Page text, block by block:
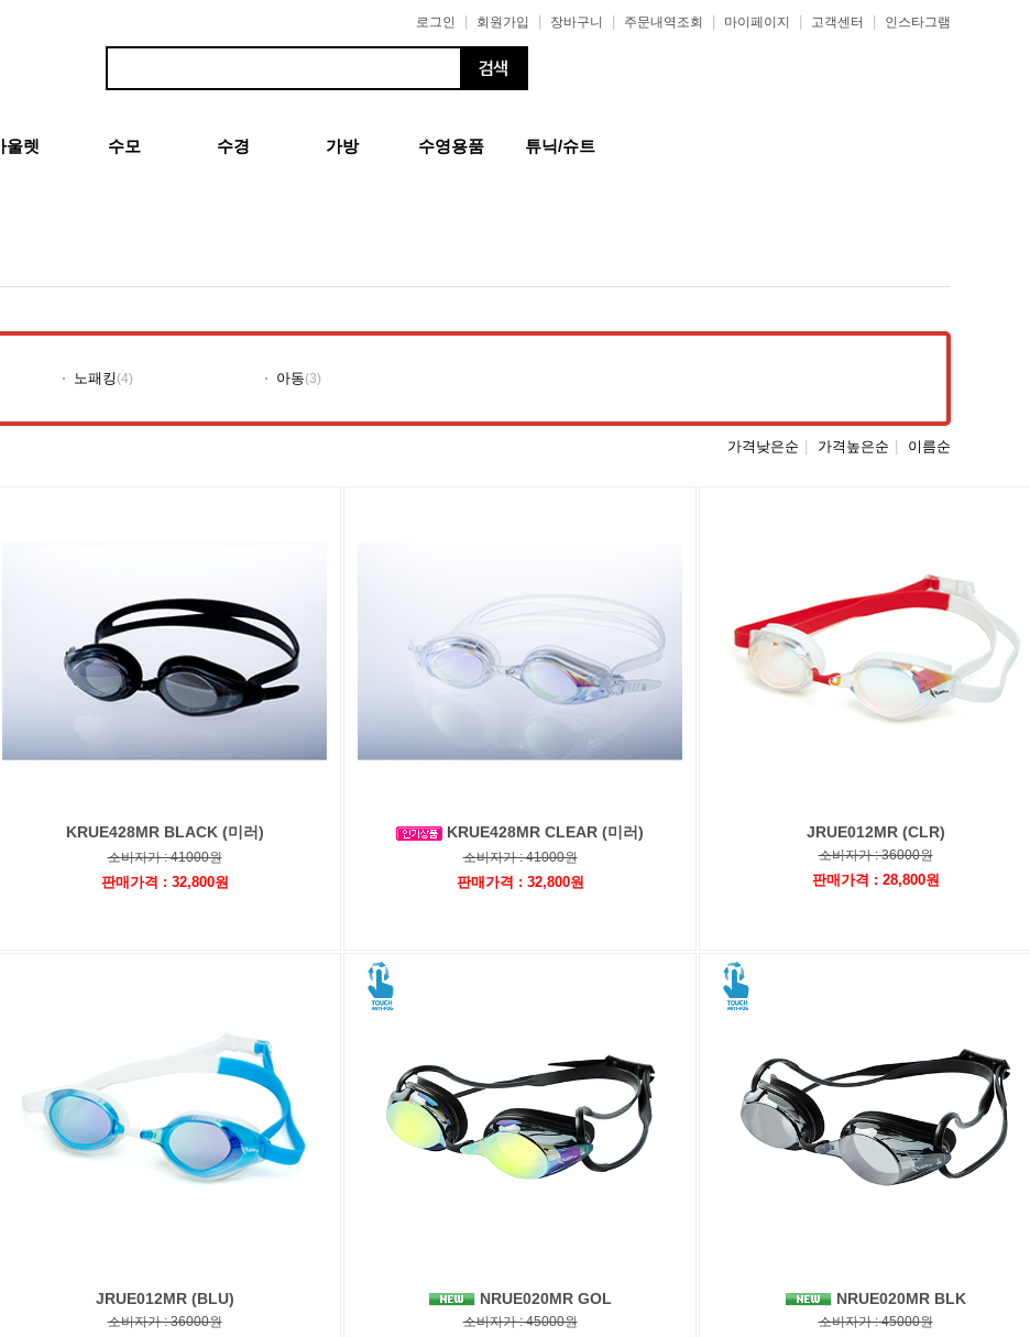
로그인 회원가입 장바구니 주문내역조회 마이페이지 고객센터 인스타그램
울렛 수모 수경 가방 수영용품 튜닉/슈트
노패킹 (4) 아동(3)
가격낮은순 가격높은순 이름순
KRUE428MR BLACK (미러)
소비자가 : 41000원
판매가격 : 32,800원
KRUE428MR CLEAR (미러)
소비자가 : 41000원
판매가격 : 32,800원
JRUE012MR (CLR)
소비자가 : 36000원
판매가격 : 28,800원
JRUE012MR (BLU)
소비자가 : 36000원
NRUE020MR GOL
소비자가 : 45000원
NRUE020MR BLK
소비자가 : 45000원